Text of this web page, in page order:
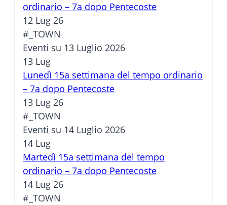
ordinario – 7a dopo Pentecoste
12 Lug 26
#_TOWN
Eventi su 13 Luglio 2026
13 Lug
Lunedì 15a settimana del tempo ordinario
– 7a dopo Pentecoste
13 Lug 26
#_TOWN
Eventi su 14 Luglio 2026
14 Lug
Martedì 15a settimana del tempo
ordinario – 7a dopo Pentecoste
14 Lug 26
#_TOWN